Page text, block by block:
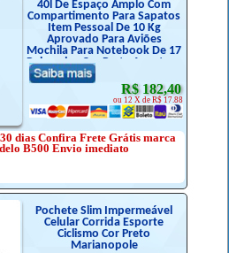
40l De Espaço Amplo Com
Compartimento Para Sapatos
Item Pessoal De 10 Kg
Aprovado Para Aviões
Mochila Para Notebook De 17
Polegadas Cor Preta Avanteco
B500
R$ 182,40
ou 12 X de R$ 17.88
dias Confira Frete Grátis marca
B500 Envio imediato
Pochete Slim Impermeável
Celular Corrida Esporte
Ciclismo Cor Preto
Marianopole